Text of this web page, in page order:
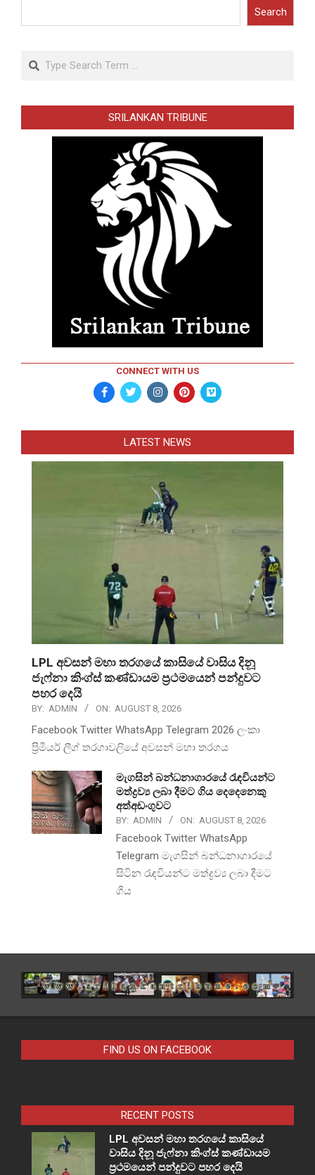
Search
Search
SRILANKAN TRIBUNE
CONNECT WITH US
LATEST NEWS
LPL අවසන් මහා තරගයේ කාසියේ වාසිය දිනූ
ජැෆ්නා කිංග්ස් කණ්ඩායම ප්‍රථමයෙන් පන්දුවට
පහර දෙයි
BY: ADMIN ON: AUGUST 8, 2026
Facebook Twitter WhatsApp Telegram 2026 ලංකා
ප්‍රිමීයර් ලීග් තරගාවලියේ අවසන් මහා තරගය
මැගසින් බන්ධනාගාරයේ රැඳවියන්ට
මත්ද්‍රව්‍ය ලබා දීමට ගිය දෙදෙනෙකු
අත්අඩංගුවට
BY: ADMIN ON: AUGUST 8, 2026
Facebook Twitter WhatsApp
Telegram මැගසින් බන්ධනාගාරයේ
සිටින රැඳවියන්ට මත්ද්‍රව්‍ය ලබා දීමට
ගිය
FIND US ON FACEBOOK
RECENT POSTS
LPL අවසන් මහා තරගයේ කාසියේ
වාසිය දිනූ ජැෆ්නා කිංග්ස් කණ්ඩායම
ප්‍රථමයෙන් පන්දුවට පහර දෙයි